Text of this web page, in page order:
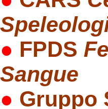
● FPDS
Sangue
● Gruppo